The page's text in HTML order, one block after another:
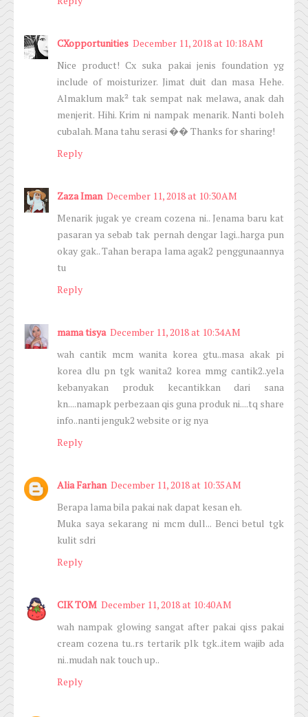
CXopportunities December 11, 2018 at 10:18 AM
Nice product! Cx suka pakai jenis foundation yg
include of moisturizer. Jimat duit dan masa Hehe.
Almaklum mak² tak sempat nak melawa, anak dah
menjerit. Hihi. Krim ni nampak menarik. Nanti boleh
cubalah. Mana tahu serasi �� Thanks for sharing!
Reply
Zaza Iman December 11, 2018 at 10:30 AM
Menarik jugak ye cream cozena ni.. Jenama baru kat
pasaran ya sebab tak pernah dengar lagi..harga pun
okay gak.. Tahan berapa lama agak2 penggunaannya
tu
Reply
mama tisya December 11, 2018 at 10:34 AM
wah cantik mcm wanita korea gtu..masa akak pi
korea dlu pn tgk wanita2 korea mmg cantik2..yela
kebanyakan produk kecantikkan dari sana
kn....namapk perbezaan qis guna produk ni....tq share
info..nanti jenguk2 website or ig nya
Reply
Alia Farhan December 11, 2018 at 10:35 AM
Berapa lama bila pakai nak dapat kesan eh.
Muka saya sekarang ni mcm dull... Benci betul tgk
kulit sdri
Reply
CIK TOM December 11, 2018 at 10:40 AM
wah nampak glowing sangat after pakai qiss pakai
cream cozena tu..rs tertarik plk tgk..item wajib ada
ni..mudah nak touch up..
Reply